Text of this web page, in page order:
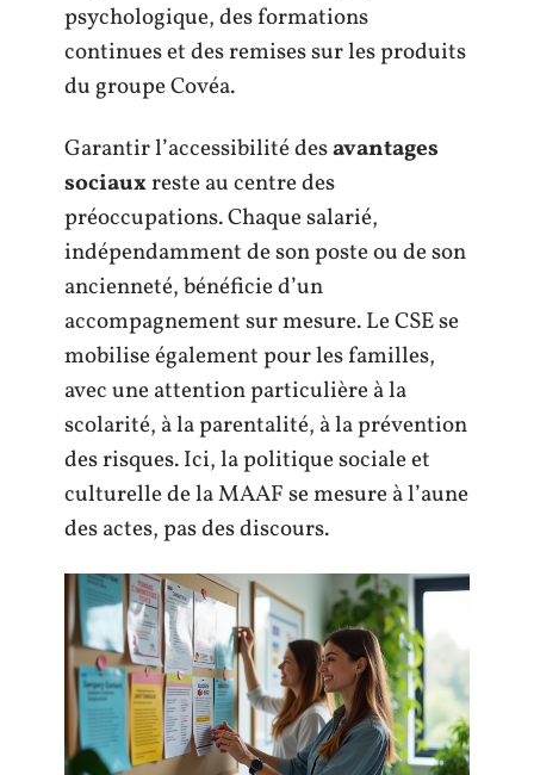
psychologique, des formations
continues et des remises sur les produits
du groupe Covéa.
Garantir l’accessibilité desavantages
sociauxreste au centre des
préoccupations. Chaque salarié,
indépendamment de son poste ou de son
ancienneté, bénéficie d’un
accompagnement sur mesure. Le CSE se
mobilise également pour les familles,
avec une attention particulière à la
scolarité, à la parentalité, à la prévention
des risques. Ici, la politique sociale et
culturelle de la MAAF se mesure à l’aune
des actes, pas des discours.